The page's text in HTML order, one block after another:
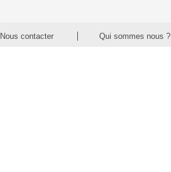
Nous contacter Qui sommes nous ?